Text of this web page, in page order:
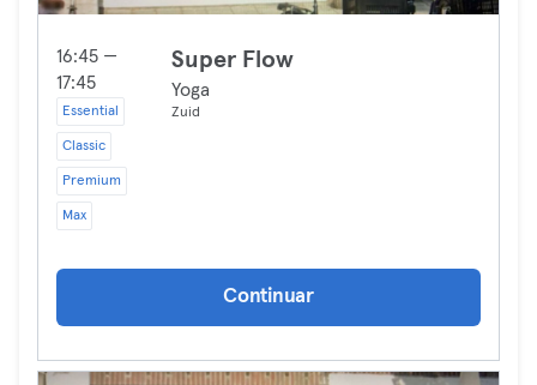
16:45 —
17:45
Essential
Classic
Premium
Max
Super Flow
Yoga
Zuid
Continuar